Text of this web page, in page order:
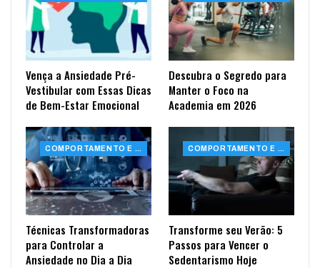
Vença a Ansiedade Pré-
Vestibular com Essas Dicas
de Bem-Estar Emocional
Descubra o Segredo para
Manter o Foco na
Academia em 2026
COMPORTAMENTO E SAÚDE
Técnicas Transformadoras
para Controlar a
Ansiedade no Dia a Dia
COMPORTAMENTO E SAÚDE
Transforme seu Verão: 5
Passos para Vencer o
Sedentarismo Hoje